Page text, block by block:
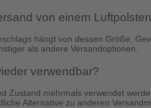
von einem
hängt von dessen Größe,
als andere Versandoptionen.
verwendbar?
Zustand mehrmals verwendet
Alternative zu anderen